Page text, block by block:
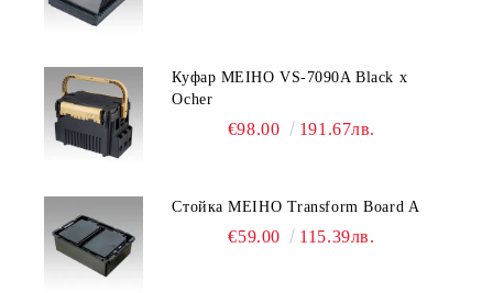
Куфар MEIHO VS-7090A Black x
Ocher
€98.00 191.67лв.
Стойка MEIHO Transform Board A
€59.00 115.39лв.